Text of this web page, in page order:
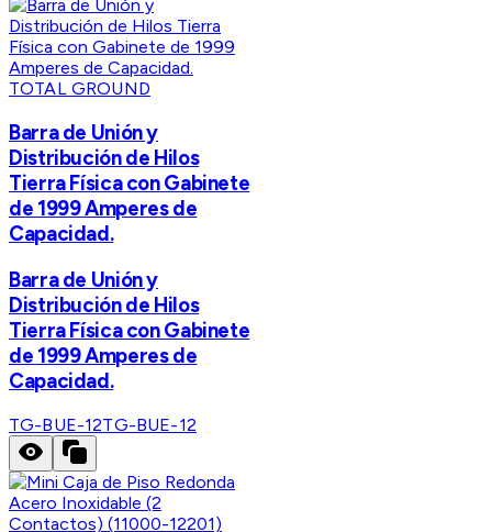
TOTAL GROUND
Barra de Unión y
Distribución de Hilos
Tierra Física con Gabinete
de 1999 Amperes de
Capacidad.
Barra de Unión y
Distribución de Hilos
Tierra Física con Gabinete
de 1999 Amperes de
Capacidad.
TG-BUE-12TG-BUE-12